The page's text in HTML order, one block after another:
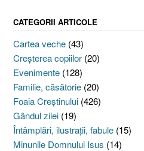
CATEGORII ARTICOLE
Cartea veche (43)
Creşterea copiilor (20)
Evenimente (128)
Familie, căsătorie (20)
Foaia Creştinului (426)
Gândul zilei (19)
Întâmplări, ilustraţii, fabule (15)
Minunile Domnului Isus (14)